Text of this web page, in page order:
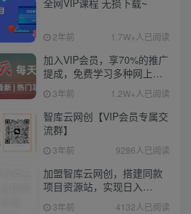
2年前 1.7W+人已阅读
加入VIP会员，享70%的推广
提成，免费学习多种网上创
业课程，菜鸟秒变大神！
3年前 1.2W+人已阅读
智库云网创【VIP会员专属交
流群】
3年前 9286人已阅读
加盟智库云网创，搭建同款
项目资源站，实现日入
2000+
3年前 4132人已阅读